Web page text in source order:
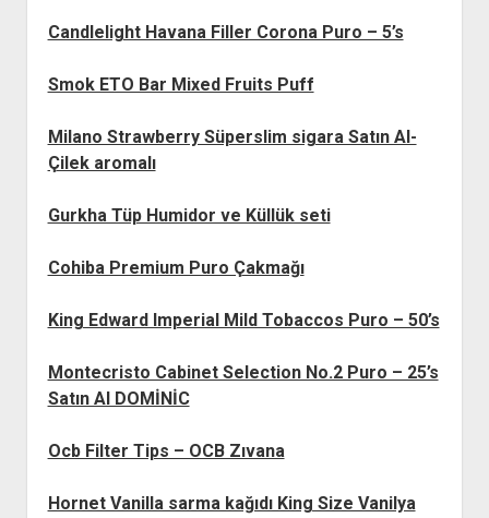
Candlelight Havana Filler Corona Puro – 5’s
Smok ETO Bar Mixed Fruits Puff
Milano Strawberry Süperslim sigara Satın Al-
Çilek aromalı
Gurkha Tüp Humidor ve Küllük seti
Cohiba Premium Puro Çakmağı
King Edward Imperial Mild Tobaccos Puro – 50’s
Montecristo Cabinet Selection No.2 Puro – 25’s
Satın Al DOMİNİC
Ocb Filter Tips – OCB Zıvana
Hornet Vanilla sarma kağıdı King Size Vanilya